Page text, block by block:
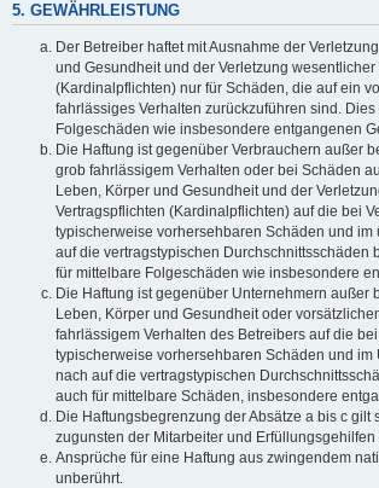
5. GEWÄHRLEISTUNG
Der Betreiber haftet mit Ausnahme der
und Gesundheit und der Verletzung wesentlicher
(Kardinalpflichten) nur für Schäden, die auf ein
fahrlässiges Verhalten zurückzuführen sind.
Folgeschäden wie insbesondere entgangenen
Die Haftung ist gegenüber Verbrauchern außer
grob fahrlässigem Verhalten oder bei Schäden
Leben, Körper und Gesundheit und der
Vertragspflichten (Kardinalpflichten) auf die bei
typischerweise vorhersehbaren Schäden und im
auf die vertragstypischen Durchschnittsschäden
für mittelbare Folgeschäden wie insbesondere
Die Haftung ist gegenüber Unternehmern außer
Leben, Körper und Gesundheit oder
fahrlässigem Verhalten des Betreibers auf die
typischerweise vorhersehbaren Schäden und im
nach auf die vertragstypischen
auch für mittelbare Schäden, insbesondere
Die Haftungsbegrenzung der Absätze a bis c gilt
zugunsten der Mitarbeiter und Erfüllungsgehilfen
Ansprüche für eine Haftung aus zwingendem
unberührt.